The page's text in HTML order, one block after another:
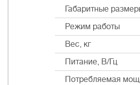
Габаритные
Режим работы
Вес, кг
Питание, В/Гц
Потребляемая